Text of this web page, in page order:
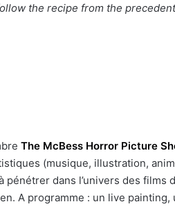
the recipe from the
The McBess Horror Picture
(musique, illustration,
dans l’univers des films
A programme : un live